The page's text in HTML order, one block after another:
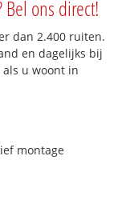
ons direct!
dan 2.400 ruiten.
en dagelijks bij
u woont in
montage